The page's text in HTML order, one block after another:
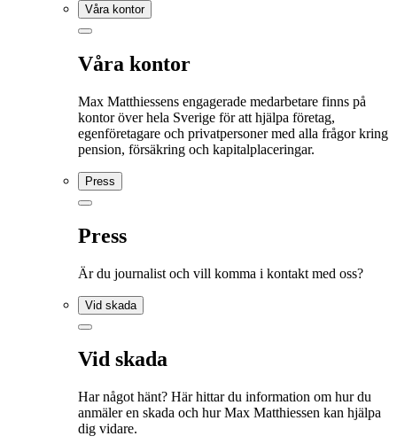
Våra kontor
Våra kontor
Max Matthiessens engagerade medarbetare finns på
kontor över hela Sverige för att hjälpa företag,
egenföretagare och privatpersoner med alla frågor kring
pension, försäkring och kapitalplaceringar.
Press
Press
Är du journalist och vill komma i kontakt med oss?
Vid skada
Vid skada
Har något hänt? Här hittar du information om hur du
anmäler en skada och hur Max Matthiessen kan hjälpa
dig vidare.